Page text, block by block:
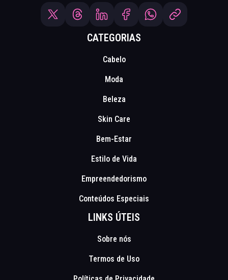
CATEGORIAS
Cabelo
Moda
Beleza
Skin Care
Bem-Estar
Estilo de Vida
Empreendedorismo
Conteúdos Especiais
LINKS ÚTEIS
Sobre nós
Termos de Uso